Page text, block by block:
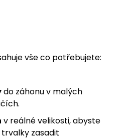
vše co potřebujete:
do záhonu v malých
v reálné velikosti, abyste
zasadit